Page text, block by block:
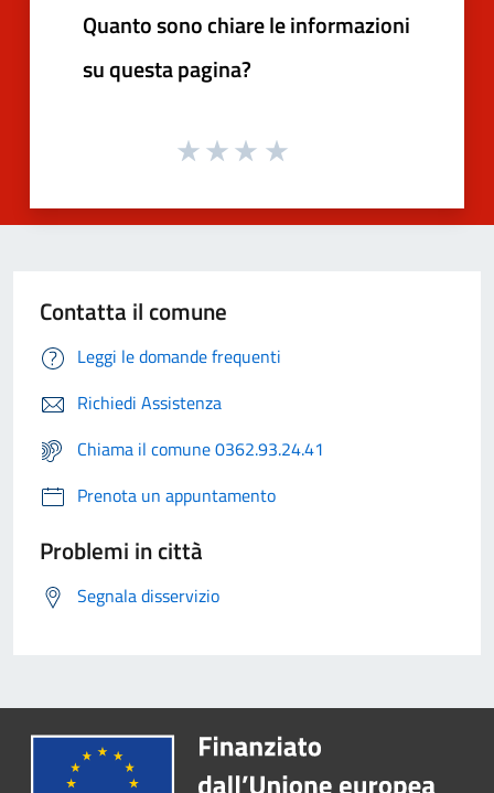
Quanto sono chiare le informazioni
su questa pagina?
Contatta il comune
Leggi le domande frequenti
Richiedi Assistenza
Chiama il comune 0362.93.24.41
Prenota un appuntamento
Problemi in città
Segnala disservizio